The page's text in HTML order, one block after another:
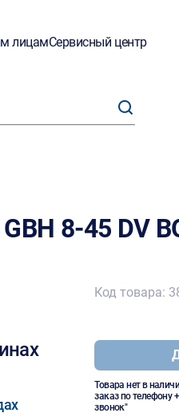
лицамСервисный центр
8-45 DV
Код товара:
Товара нет в
заказ по телефону
звонок"